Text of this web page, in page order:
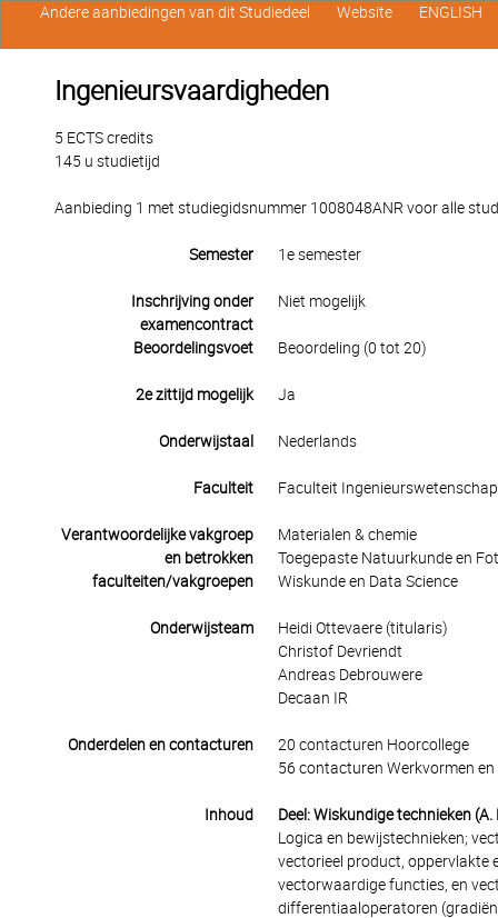
Ingenieursvaardigheden
5 ECTS credits
145 u studietijd
Aanbieding 1 met studiegidsnummer 1008048ANR voor alle
Semester 1e semester
Inschrijving onder
examencontract
Niet mogelijk
Beoordelingsvoet Beoordeling (0 tot 20)
2e zittijd mogelijk Ja
Onderwijstaal Nederlands
Faculteit Faculteit
Verantwoordelijke vakgroep
en betrokken
faculteiten/vakgroepen
Materialen & chemie
Toegepaste Natuurkunde en
Wiskunde en Data Science
Onderwijsteam
Heidi Ottevaere (titularis)
Christof Devriendt
Andreas Debrouwere
Decaan IR
Onderdelen en contacturen
20 contacturen Hoorcollege
56 contacturen Werkvormen en
Inhoud
Deel: Wiskundige technieken
Logica en bewijstechnieken;
vectorieel product, oppervlakte
vectorwaardige functies, en
differentiaaloperatoren
Andere aanbiedingen van dit Studiedeel Website ENGLISH